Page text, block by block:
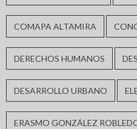
COMAPA ALTAMIRA
DERECHOS HUMANOS
DESARROLLO URBANO
ERASMO GONZÁLEZ